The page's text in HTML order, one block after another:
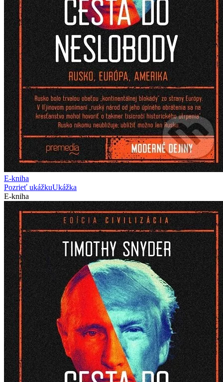
E-kniha
Pozrieť ukážkuUkážka
E-kniha